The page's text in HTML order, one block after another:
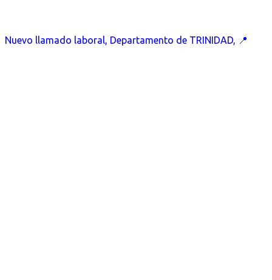
Nuevo llamado laboral, Departamento de TRINIDAD, 📍